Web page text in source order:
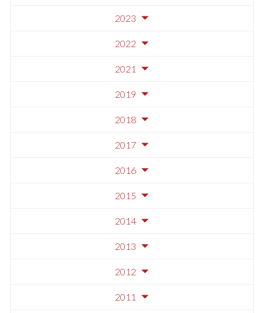
2023
2022
2021
2019
2018
2017
2016
2015
2014
2013
2012
2011